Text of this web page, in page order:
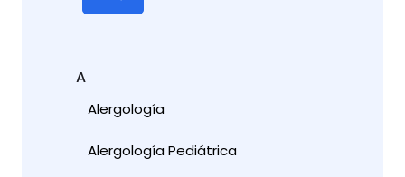
A
Alergología
Alergología Pediátrica